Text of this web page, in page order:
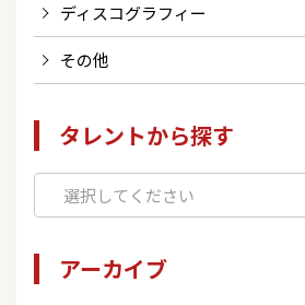
ディスコグラフィー
その他
タレントから探す
アーカイブ